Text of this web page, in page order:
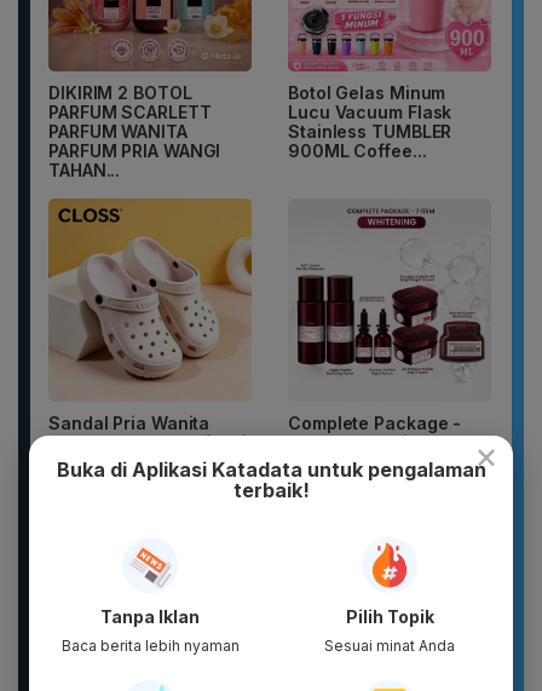
DIKIRIM 2 BOTOL
PARFUM SCARLETT
PARFUM WANITA
PARFUM PRIA WANGI
TAHAN...
Botol Gelas Minum
Lucu Vacuum Flask
Stainless TUMBLER
900ML Coffee...
Sandal Pria Wanita
CLOSS Waterproof Anti
Slip Cepat Kering Anti...
Complete Package -
Puragen hybright-XT ( 7
ITEM ) - DAVIENA
SKINCARE
×
Buka di Aplikasi Katadata untuk pengalaman
terbaik!
Tanpa Iklan
Baca berita lebih nyaman
Pilih Topik
Sesuai minat Anda